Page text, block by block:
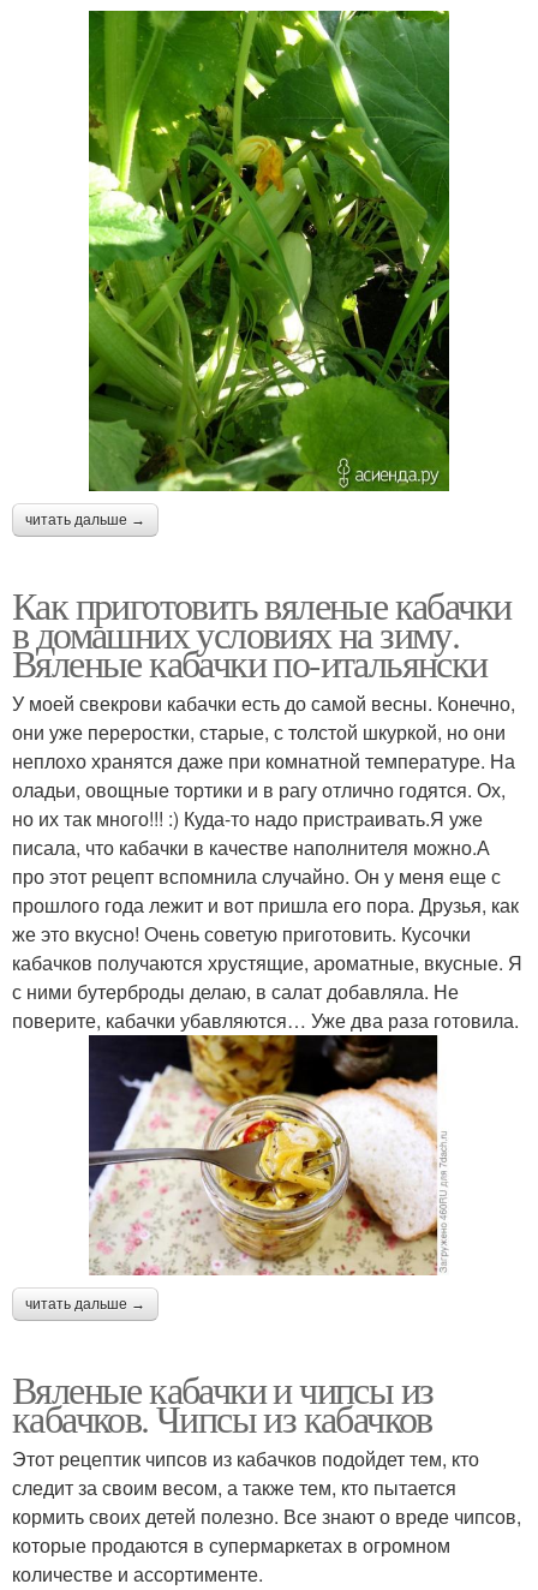
читать дальше →
Как приготовить вяленые кабачки
в домашних условиях на зиму.
Вяленые кабачки по-итальянски
У моей свекрови кабачки есть до самой весны. Конечно,
они уже переростки, старые, с толстой шкуркой, но они
неплохо хранятся даже при комнатной температуре. На
оладьи, овощные тортики и в рагу отлично годятся. Ох,
но их так много!!! :) Куда-то надо пристраивать.Я уже
писала, что кабачки в качестве наполнителя можно.А
про этот рецепт вспомнила случайно. Он у меня еще с
прошлого года лежит и вот пришла его пора. Друзья, как
же это вкусно! Очень советую приготовить. Кусочки
кабачков получаются хрустящие, ароматные, вкусные. Я
с ними бутерброды делаю, в салат добавляла. Не
поверите, кабачки убавляются… Уже два раза готовила.
читать дальше →
Вяленые кабачки и чипсы из
кабачков. Чипсы из кабачков
Этот рецептик чипсов из кабачков подойдет тем, кто
следит за своим весом, а также тем, кто пытается
кормить своих детей полезно. Все знают о вреде чипсов,
которые продаются в супермаркетах в огромном
количестве и ассортименте.